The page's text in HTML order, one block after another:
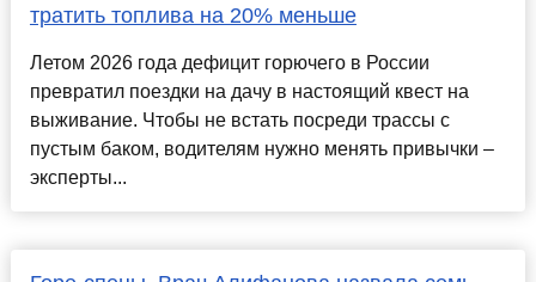
тратить топлива на 20% меньше
Летом 2026 года дефицит горючего в России
превратил поездки на дачу в настоящий квест на
выживание. Чтобы не встать посреди трассы с
пустым баком, водителям нужно менять привычки –
эксперты...